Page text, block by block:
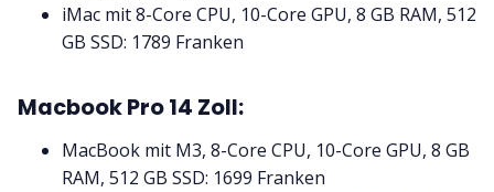
iMac mit 8-Core CPU, 10-Core GPU, 8 GB RAM, 512
GB SSD: 1789 Franken
Macbook Pro 14 Zoll:
MacBook mit M3, 8-Core CPU, 10-Core GPU, 8 GB
RAM, 512 GB SSD: 1699 Franken